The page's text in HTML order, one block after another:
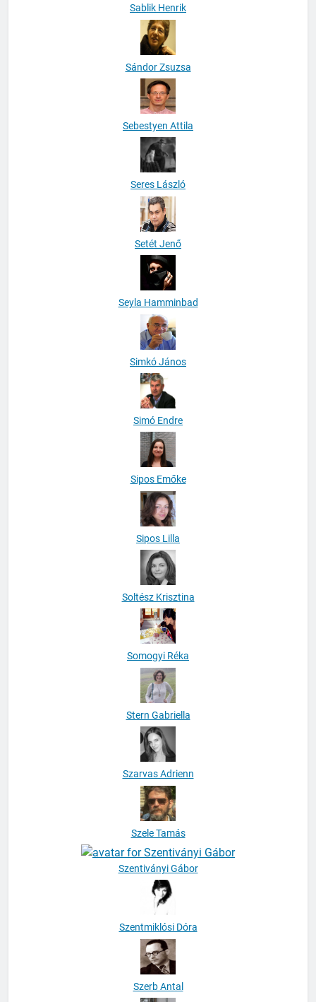
Sablik Henrik
Sándor Zsuzsa
Sebestyen Attila
Seres László
Setét Jenő
Seyla Hamminbad
Simkó János
Simó Endre
Sipos Emőke
Sipos Lilla
Soltész Krisztina
Somogyi Réka
Stern Gabriella
Szarvas Adrienn
Szele Tamás
Szentiványi Gábor
Szentmiklósi Dóra
Szerb Antal